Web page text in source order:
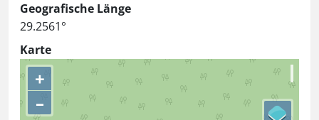
Geografische Länge
29.2561°
Karte
+
–